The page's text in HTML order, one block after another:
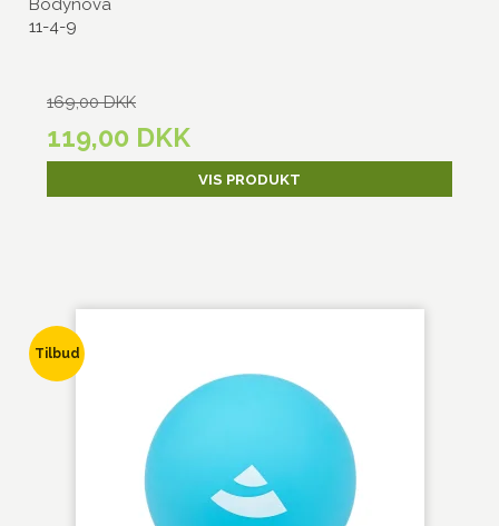
Bodynova
11-4-9
169,00 DKK
119,00 DKK
VIS PRODUKT
Tilbud